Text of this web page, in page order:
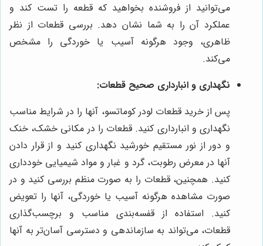
می‌توانید از فروشنده بخواهید که قطعه را تست کند و
عملکرد آن را به شما نشان دهد. بررسی قطعات از نظر
ظاهری، وجود هرگونه آسیب یا خوردگی را مشخص
می‌کند.
نگهداری و انبارداری صحیح قطعات:
پس از خرید قطعات لودر کوماتسو، آنها را در شرایط مناسب
نگهداری و انبارداری کنید. قطعات را در مکانی خشک، خنک
و دور از نور مستقیم خورشید نگهداری کنید و از قرار دادن
آنها در معرض رطوبت، گرد و غبار و مواد شیمیایی خودداری
کنید. همچنین، قطعات را به صورت منظم بررسی کنید و در
صورت مشاهده هرگونه آسیب یا خوردگی، آنها را تعویض
کنید. استفاده از قفسه‌بندی مناسب و برچسب‌گذاری
قطعات، می‌تواند به سازماندهی و دسترسی آسان‌تر به آنها